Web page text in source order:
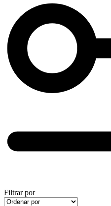
Filtrar por